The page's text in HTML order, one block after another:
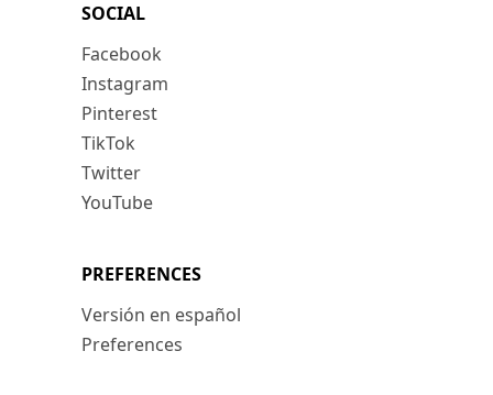
SOCIAL
Facebook
Instagram
Pinterest
TikTok
Twitter
YouTube
PREFERENCES
Versión en español
Preferences